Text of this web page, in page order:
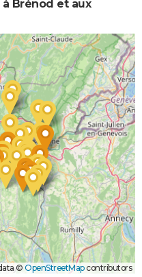
Brénod et aux
© OpenStreetMapcontributors